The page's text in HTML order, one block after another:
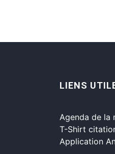
LIENS
Agenda de la
T-Shirt
Application